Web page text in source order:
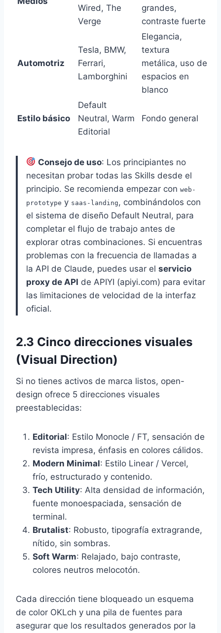
Wired, The
Verge
grandes,
contraste fuerte
Automotriz
Tesla, BMW,
Ferrari,
Lamborghini
Elegancia,
textura
metálica, uso de
espacios en
blanco
Estilo básico
Default
Neutral, Warm
Editorial
Fondo general
Consejo de uso: Los principiantes no
necesitan probar todas las Skills desde el
principio. Se recomienda empezar con web-
prototype y saas-landing , combinándolos con
el sistema de diseño Default Neutral, para
completar el flujo de trabajo antes de
explorar otras combinaciones. Si encuentras
problemas con la frecuencia de llamadas a
la API de Claude, puedes usar el servicio
proxy de API de APIYI (apiyi.com) para evitar
las limitaciones de velocidad de la interfaz
oficial.
2.3 Cinco direcciones visuales
(Visual Direction)
Si no tienes activos de marca listos, open-
design ofrece 5 direcciones visuales
preestablecidas:
Editorial: Estilo Monocle / FT, sensación de
revista impresa, énfasis en colores cálidos.
Modern Minimal: Estilo Linear / Vercel,
frío, estructurado y contenido.
Tech Utility: Alta densidad de información,
fuente monoespaciada, sensación de
terminal.
Brutalist: Robusto, tipografía extragrande,
nítido, sin sombras.
Soft Warm: Relajado, bajo contraste,
colores neutros melocotón.
Cada dirección tiene bloqueado un esquema
de color OKLch y una pila de fuentes para
asegurar que los resultados generados por la